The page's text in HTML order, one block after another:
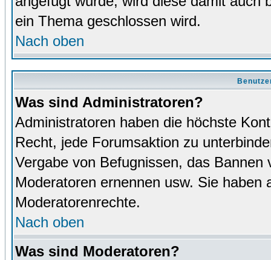
ein Thema geschlossen wird.
Nach oben
Was sind Administratoren?
Administratoren haben die höchste
Recht, jede Forumsaktion zu
Vergabe von Befugnissen, das
Moderatoren ernennen usw. Sie
Moderatorenrechte.
Nach oben
Was sind Moderatoren?